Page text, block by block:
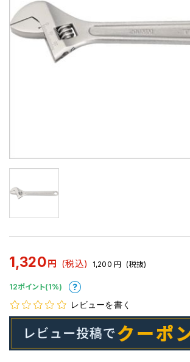
1,320 円 (税込) 1,200 円 (税抜)
12ポイント(1%)
レビューを書く